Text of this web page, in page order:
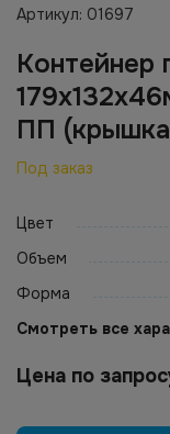
Артикул: 01697
Контейнер
ПП
Под заказ
Цвет
Объем
Форма
Смотреть все
Цена по